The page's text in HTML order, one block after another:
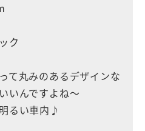
ク
て丸みのあるデザインな
いんですよね〜
るい車内♪